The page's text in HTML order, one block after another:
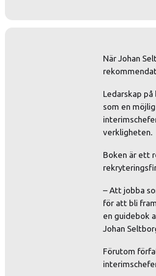
När Johan
Ledarskap
som en
verkligheten.
Boken är ett
– Att jobba
för att bli
en guidebok
Johan
Förutom